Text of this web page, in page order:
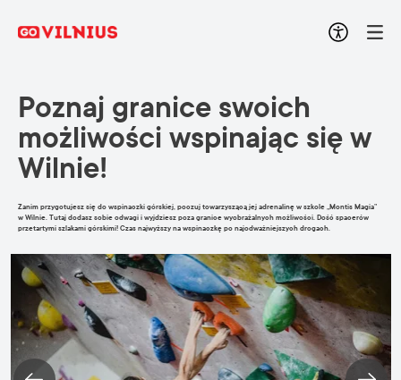
Poznaj granice swoich
możliwości wspinając się w
Wilnie!
Zanim przygotujesz się do wspinaczki górskiej, poczuj towarzyszącą jej adrenalinę w szkole „Montis Magia”
w Wilnie. Tutaj dodasz sobie odwagi i wyjdziesz poza granice wyobrażalnych możliwości. Dość spacerów
przetartymi szlakami górskimi! Czas najwyższy na wspinaczkę po najodważniejszych drogach.